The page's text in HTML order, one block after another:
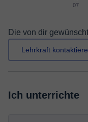
07
Die von dir
Lehrkraft
Ich unterrichte